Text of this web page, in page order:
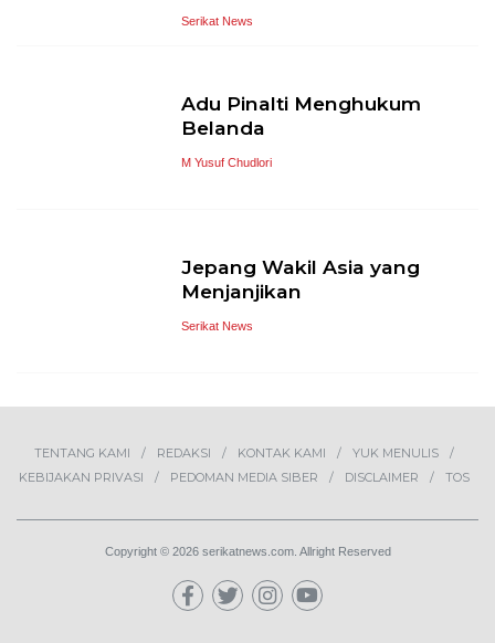
Serikat News
Adu Pinalti Menghukum
Belanda
M Yusuf Chudlori
Jepang Wakil Asia yang
Menjanjikan
Serikat News
TENTANG KAMI REDAKSI KONTAK KAMI
YUK MENULIS
KEBIJAKAN PRIVASI
PEDOMAN MEDIA SIBER DISCLAIMER TOS
Copyright © 2026 serikatnews.com. Allright Reserved